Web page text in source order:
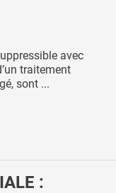
avec
traitement
sont ...
: